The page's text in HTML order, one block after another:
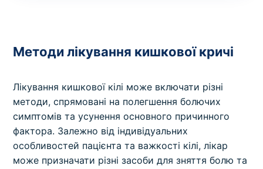
Методи лікування кишкової кричі
Лікування кишкової кілі може включати різні
методи, спрямовані на полегшення болючих
симптомів та усунення основного причинного
фактора. Залежно від індивідуальних
особливостей пацієнта та важкості кілі, лікар
може призначати різні засоби для зняття болю та